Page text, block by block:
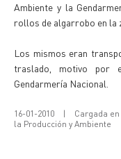
Ambiente y la
rollos de algarrobo en la
Los mismos eran
traslado, motivo por
Gendarmería Nacional.
16-01-2010 | Cargada en
la Producción y Ambiente